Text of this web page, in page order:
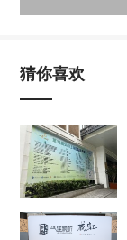
猜你喜欢